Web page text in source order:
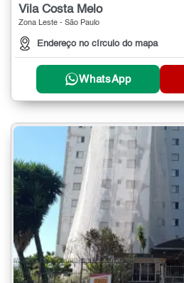
Vila Costa Melo
Zona Leste - São Paulo
Endereço no círculo do mapa
WhatsApp